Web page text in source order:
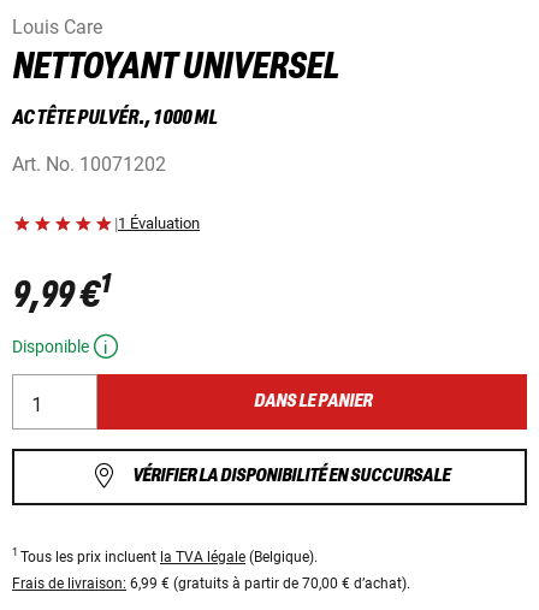
Louis Care
NETTOYANT UNIVERSEL
AC TÊTE PULVÉR., 1 000 ML
Art. No. 10071202
|1 Évaluation
9,99 €1
Disponible
DANS LE PANIER
VÉRIFIER LA DISPONIBILITÉ EN SUCCURSALE
1 Tous les prix incluent la TVA légale (Belgique).
Frais de livraison: 6,99 € (gratuits à partir de 70,00 € d’achat).